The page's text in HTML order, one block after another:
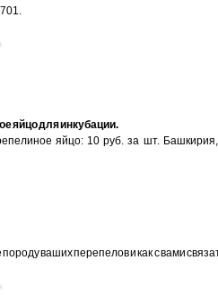
яйцо для инкубации.
яйцо: 10 руб. за шт.
ваших перепелов и как с вами